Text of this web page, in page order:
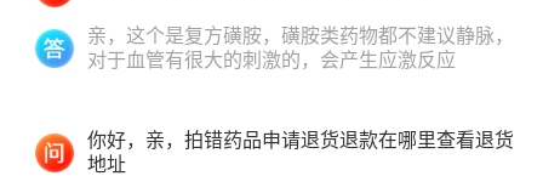
亲，这个是复方磺胺，磺胺类药物都不建议静脉，
对于血管有很大的刺激的，会产生应激反应
你好，亲，拍错药品申请退货退款在哪里查看退货
地址